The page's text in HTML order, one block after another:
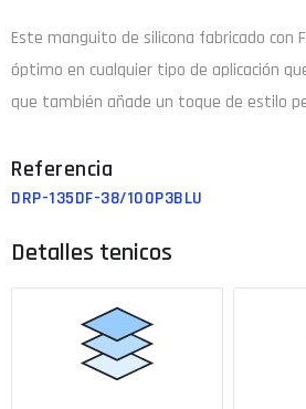
Email
Este manguito de silicona fabricado con
óptimo en cualquier tipo de aplicación
que también añade un toque de estilo
DRP-135DF-38/100P3BLU
Detalles tenicos